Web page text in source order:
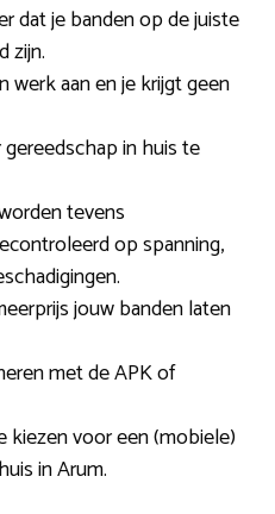
dat je banden op de juiste
zijn.
werk aan en je krijgt geen
in huis te
tevens
op spanning,
jouw banden laten
met de APK of
kiezen voor een (mobiele)
in Arum.